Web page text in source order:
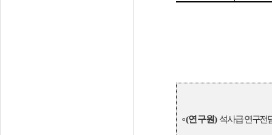
∘(연구원) 석사급 연구전